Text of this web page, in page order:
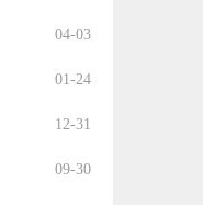
04-03
01-24
12-31
09-30